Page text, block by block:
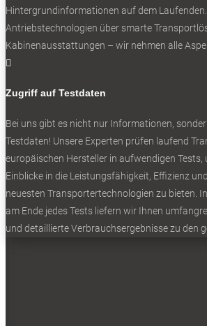
BELIEBTE NEWS
Hintergrundinformationen auf dem
Antriebstechnologien über smarte
Kabinenausstattungen – wir nehmen alle

Zugriff auf Testdaten
Bei uns gibt es nicht nur Informationen,
Testdaten! Unsere Experten prüfen laufend
europäischen Hersteller in aufwendigen Tests,
Einblicke in die Leistungsfähigkeit, Effizienz
neuesten Transportertechnologien zu bieten.
am Ende jedes Tests liefern wir Ihnen
und detaillierte Verbrauchsergebnisse zu den